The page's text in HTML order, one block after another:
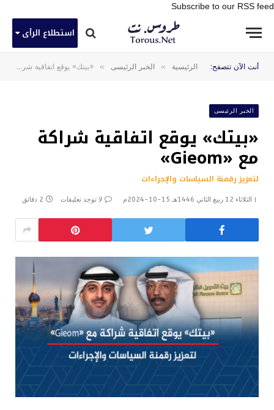
Subscribe to our RSS feed
استطلاع الرأى
أنت الآن تتصفح: الرئيسية » الخبر الرئيسى » «بيتك» يوقع اتفاقية شراكة مع «Gieom»
الخبر الرئيسى
«بيتك» يوقع اتفاقية شراكة
مع «Gieom»
لتعزيز رقمنة السياسات والإجراءات
الثلاثاء 12 ربيع الثاني 1446هـ 15-10-2024م لا توجد تعليقات 2 دقائق